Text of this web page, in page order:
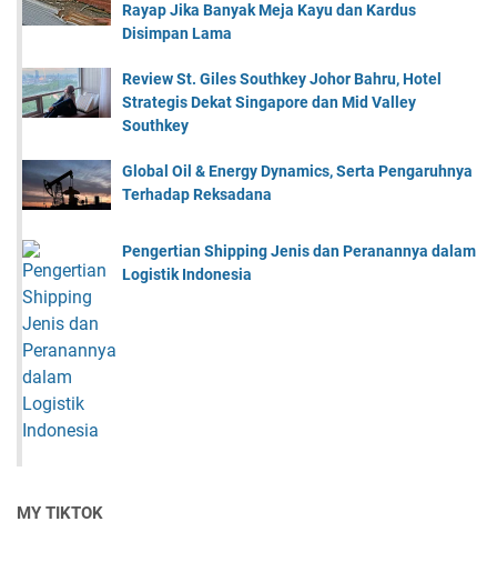
Rayap Jika Banyak Meja Kayu dan Kardus
Disimpan Lama
Review St. Giles Southkey Johor Bahru, Hotel
Strategis Dekat Singapore dan Mid Valley
Southkey
Global Oil & Energy Dynamics, Serta Pengaruhnya
Terhadap Reksadana
Pengertian Shipping Jenis dan Peranannya dalam
Logistik Indonesia
MY TIKTOK